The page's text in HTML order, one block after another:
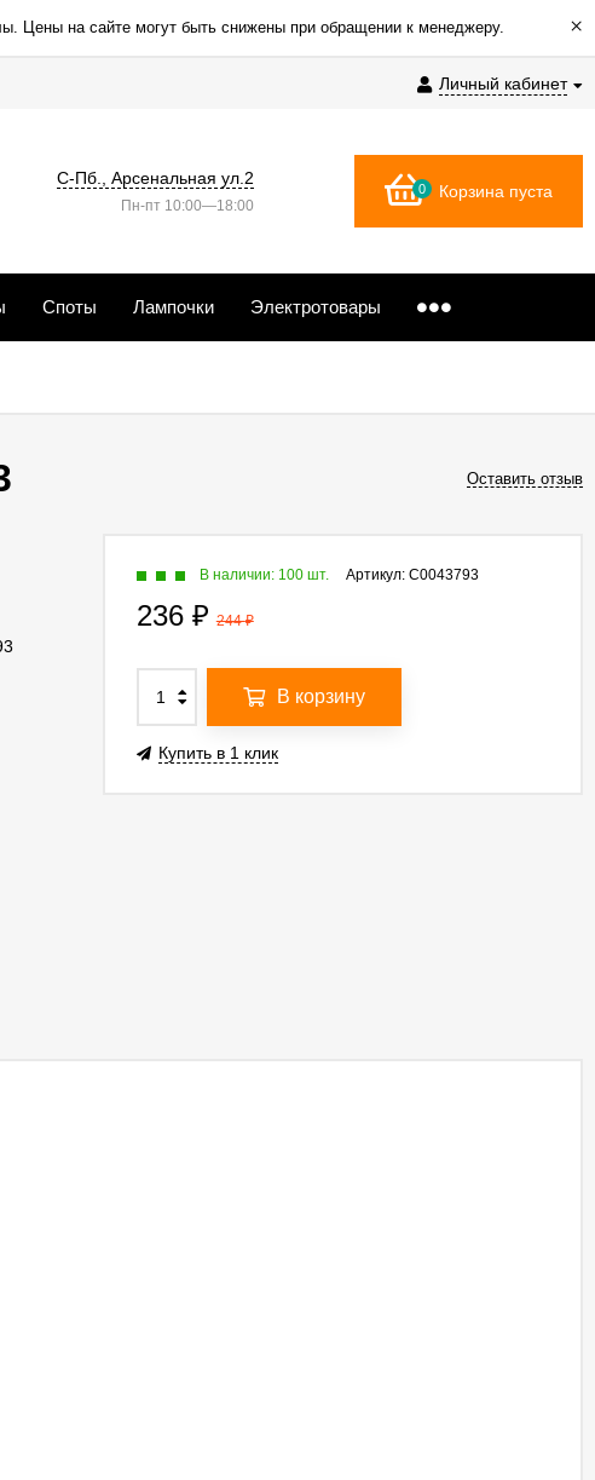
Цены на сайте могут быть снижены при обращении к менеджеру. ×
Личный кабинет
С-Пб., Арсенальная ул.2
Пн-пт 10:00—18:00
0 Корзина пуста
Споты Лампочки Электротовары
Оставить отзыв
Артикул: C0043793
В наличии: 100 шт.
236 ₽ 244₽
В корзину
Купить в 1 клик